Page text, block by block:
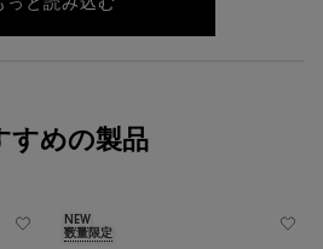
っと読み込む
すめの製品
NEW
数量限定